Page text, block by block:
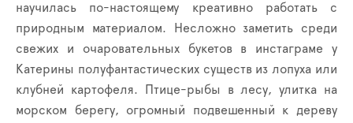
научилась по-настоящему креативно работать с
природным материалом. Несложно заметить среди
свежих и очаровательных букетов в инстаграме у
Катерины полуфантастических существ из лопуха или
клубней картофеля. Птице-рыбы в лесу, улитка на
морском берегу, огромный подвешенный к дереву